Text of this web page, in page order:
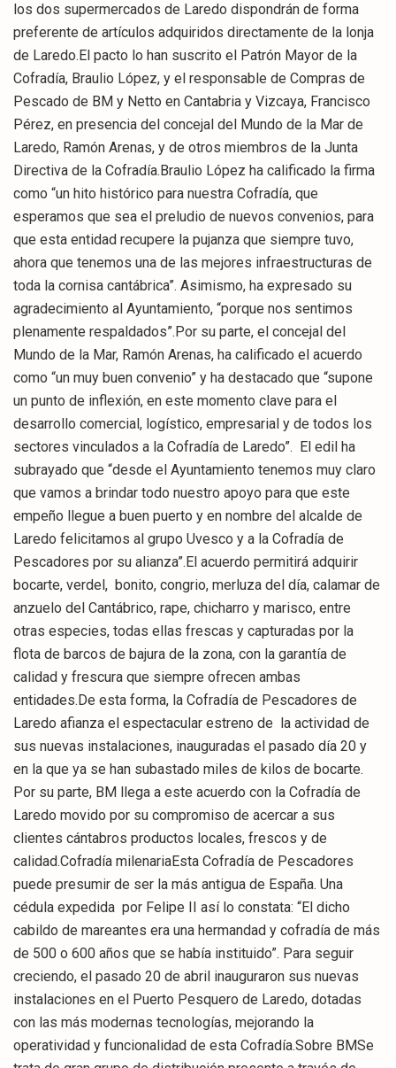
los dos supermercados de Laredo dispondrán de forma
preferente de artículos adquiridos directamente de la lonja
de Laredo.El pacto lo han suscrito el Patrón Mayor de la
Cofradía, Braulio López, y el responsable de Compras de
Pescado de BM y Netto en Cantabria y Vizcaya, Francisco
Pérez, en presencia del concejal del Mundo de la Mar de
Laredo, Ramón Arenas, y de otros miembros de la Junta
Directiva de la Cofradía.Braulio López ha calificado la firma
como “un hito histórico para nuestra Cofradía, que
esperamos que sea el preludio de nuevos convenios, para
que esta entidad recupere la pujanza que siempre tuvo,
ahora que tenemos una de las mejores infraestructuras de
toda la cornisa cantábrica”. Asimismo, ha expresado su
agradecimiento al Ayuntamiento, “porque nos sentimos
plenamente respaldados”.Por su parte, el concejal del
Mundo de la Mar, Ramón Arenas, ha calificado el acuerdo
como “un muy buen convenio” y ha destacado que “supone
un punto de inflexión, en este momento clave para el
desarrollo comercial, logístico, empresarial y de todos los
sectores vinculados a la Cofradía de Laredo”. El edil ha
subrayado que “desde el Ayuntamiento tenemos muy claro
que vamos a brindar todo nuestro apoyo para que este
empeño llegue a buen puerto y en nombre del alcalde de
Laredo felicitamos al grupo Uvesco y a la Cofradía de
Pescadores por su alianza”.El acuerdo permitirá adquirir
bocarte, verdel, bonito, congrio, merluza del día, calamar de
anzuelo del Cantábrico, rape, chicharro y marisco, entre
otras especies, todas ellas frescas y capturadas por la
flota de barcos de bajura de la zona, con la garantía de
calidad y frescura que siempre ofrecen ambas
entidades.De esta forma, la Cofradía de Pescadores de
Laredo afianza el espectacular estreno de la actividad de
sus nuevas instalaciones, inauguradas el pasado día 20 y
en la que ya se han subastado miles de kilos de bocarte.
Por su parte, BM llega a este acuerdo con la Cofradía de
Laredo movido por su compromiso de acercar a sus
clientes cántabros productos locales, frescos y de
calidad.Cofradía milenariaEsta Cofradía de Pescadores
puede presumir de ser la más antigua de España. Una
cédula expedida por Felipe II así lo constata: “El dicho
cabildo de mareantes era una hermandad y cofradía de más
de 500 o 600 años que se había instituido”. Para seguir
creciendo, el pasado 20 de abril inauguraron sus nuevas
instalaciones en el Puerto Pesquero de Laredo, dotadas
con las más modernas tecnologías, mejorando la
operatividad y funcionalidad de esta Cofradía.Sobre BMSe